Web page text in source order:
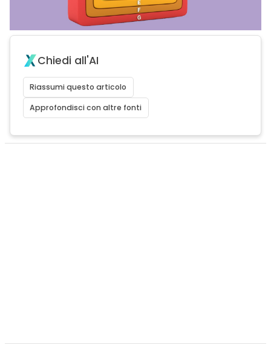
Chiedi all'AI
Riassumi questo articolo
Approfondisci con altre fonti